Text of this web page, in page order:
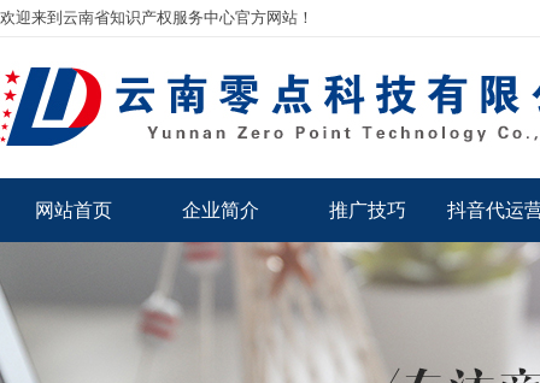
欢迎来到云南省知识产权服务中心官方网站！
网站首页 企业简介 推广技巧 抖音代运